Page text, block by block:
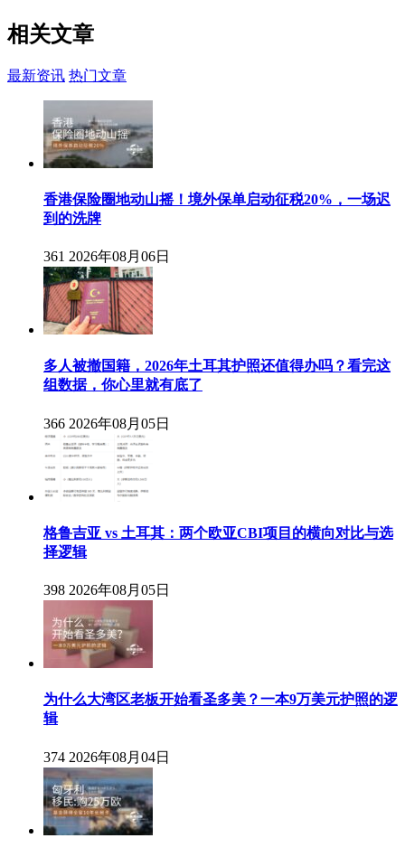
相关文章
最新资讯 热门文章
香港保险圈地动山摇！境外保单启动征税20%，一场迟
到的洗牌
361 2026年08月06日
多人被撤国籍，2026年土耳其护照还值得办吗？看完这
组数据，你心里就有底了
366 2026年08月05日
格鲁吉亚 vs 土耳其：两个欧亚CBI项目的横向对比与选
择逻辑
398 2026年08月05日
为什么大湾区老板开始看圣多美？一本9万美元护照的逻
辑
374 2026年08月04日